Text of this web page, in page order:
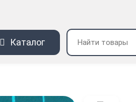
Каталог